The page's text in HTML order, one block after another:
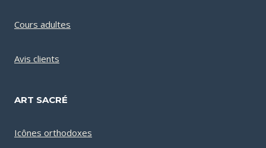
Cours adultes
Avis clients
ART SACRÉ
Icônes orthodoxes